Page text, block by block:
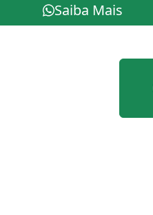
Saiba Mais